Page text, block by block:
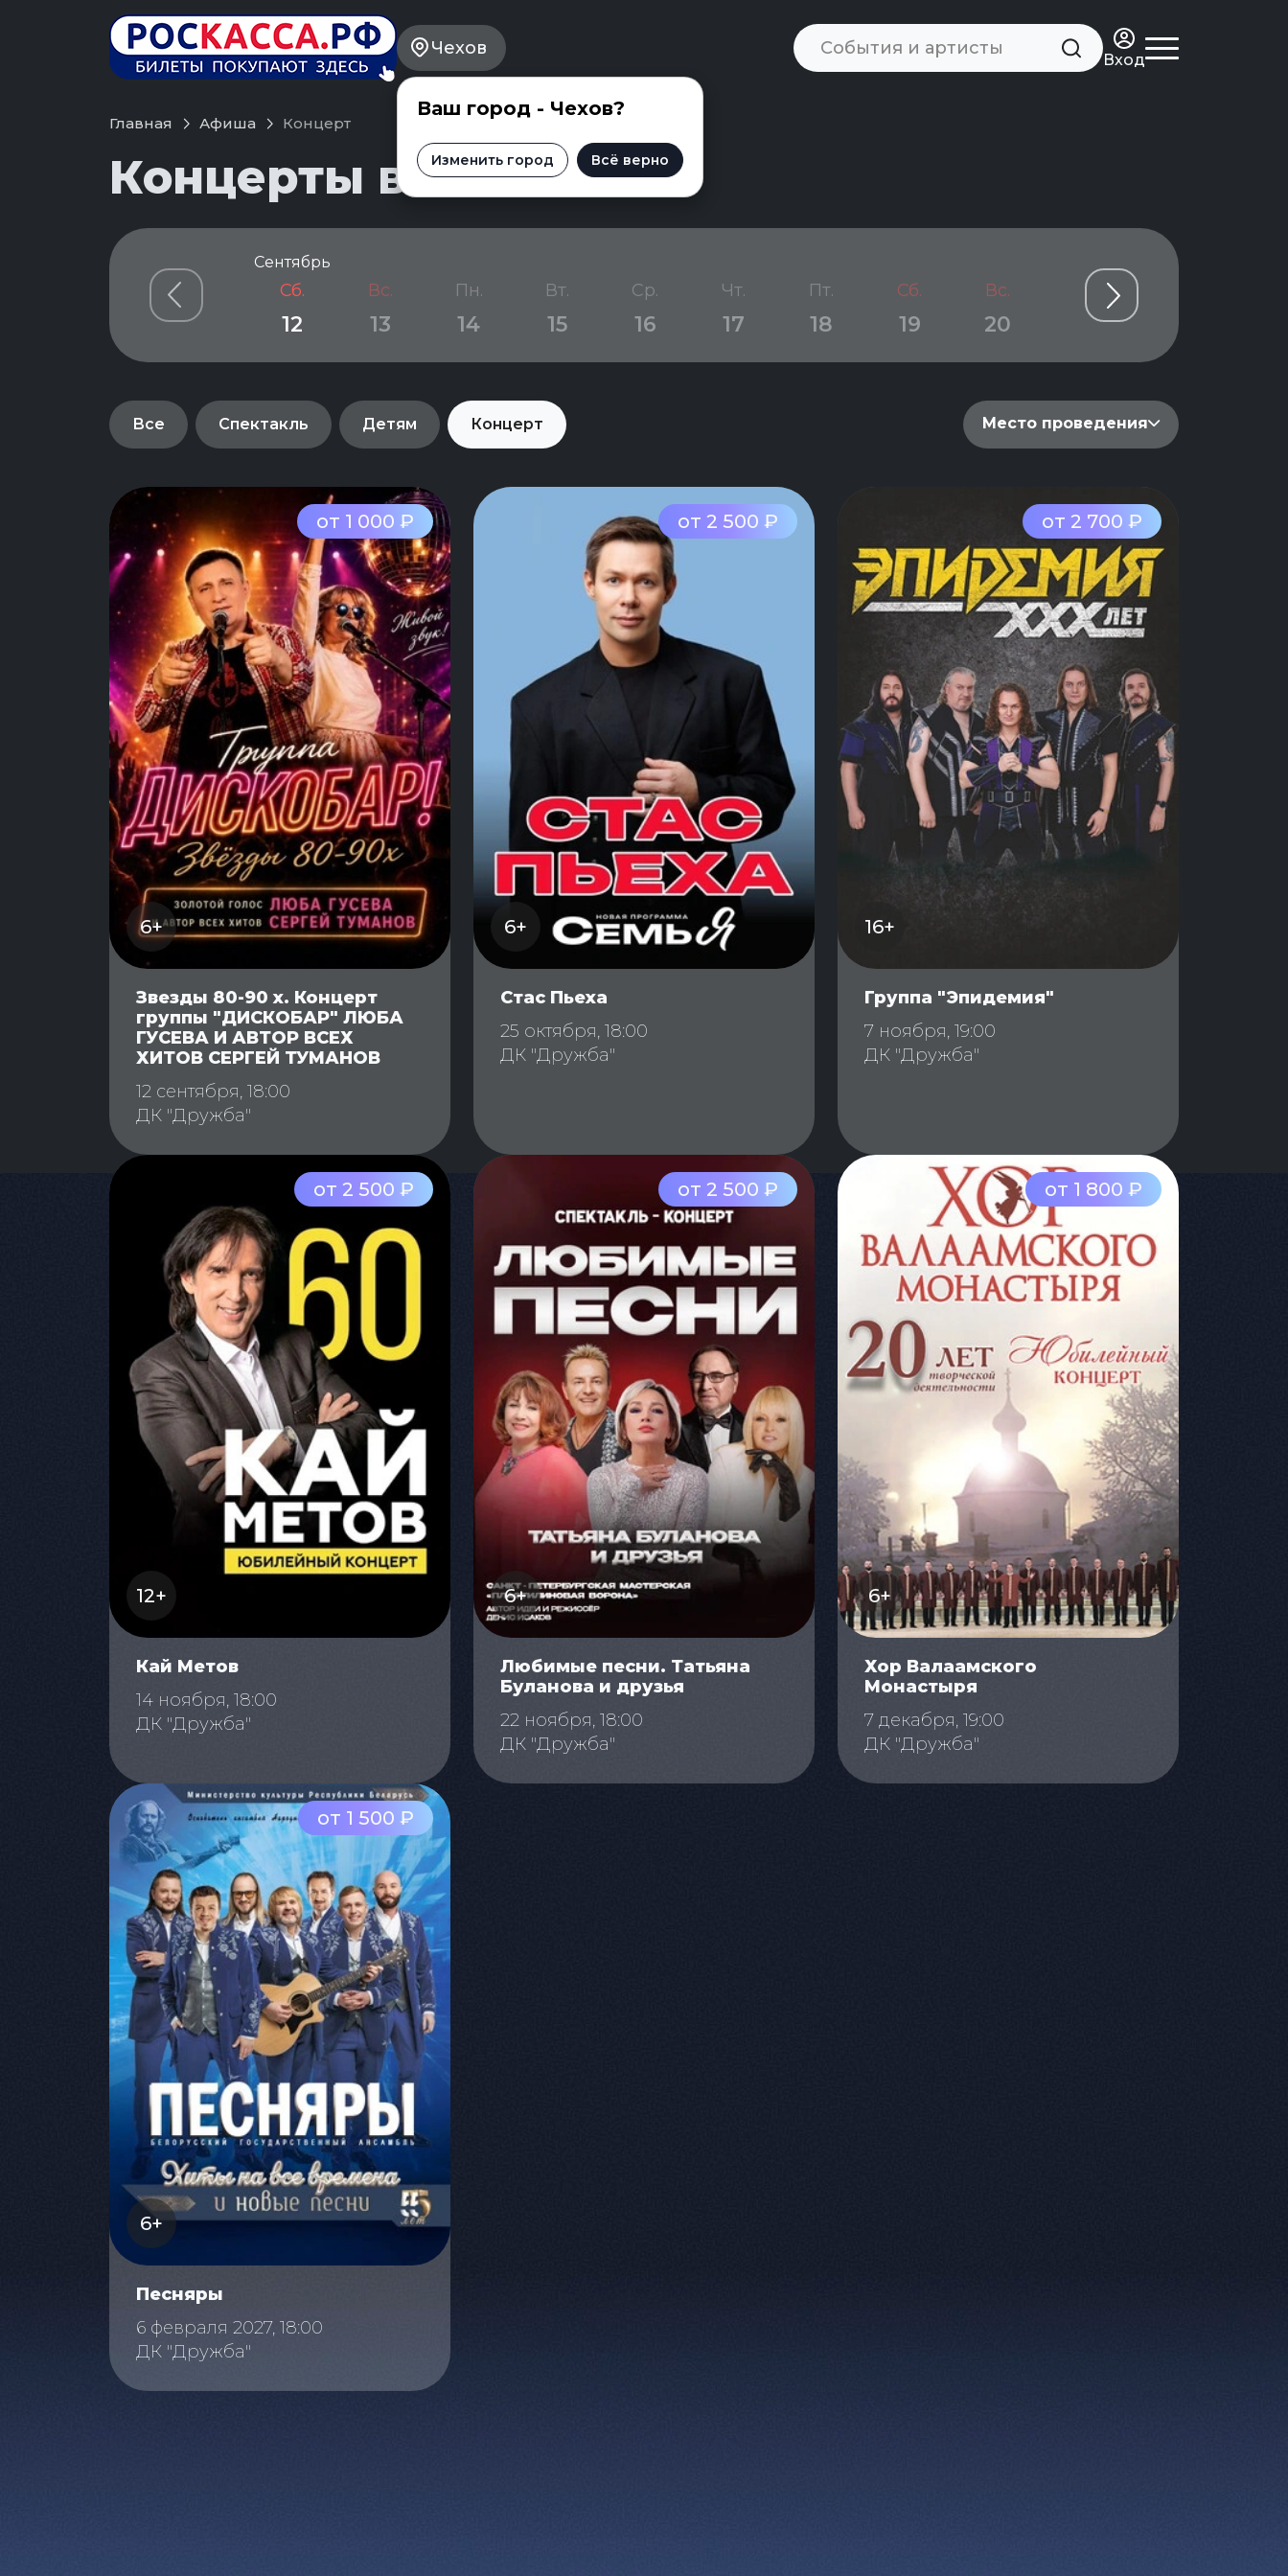
Чехов
Ваш город - Чехов?
Изменить город Всё верно
Вход
Главная Афиша Концерт
Концерты в Чехове
Сентябрь
Сб.
12
Вс.
13
Пн.
14
Вт.
15
Ср.
16
Чт.
17
Пт.
18
Сб.
19
Вс.
20
Пн.
21 22
Все Спектакль Детям Концерт Место проведения
от 1 000 ₽
6+
Звезды 80-90 х. Концерт
группы "ДИСКОБАР" ЛЮБА
ГУСЕВА И АВТОР ВСЕХ
ХИТОВ СЕРГЕЙ ТУМАНОВ
12 сентября, 18:00
ДК "Дружба"
от 2 500 ₽
6+
Стас Пьеха
25 октября, 18:00
ДК "Дружба"
от 2 700 ₽
16+
Группа "Эпидемия"
7 ноября, 19:00
ДК "Дружба"
от 2 500 ₽
12+
Кай Метов
14 ноября, 18:00
ДК "Дружба"
от 2 500 ₽
6+
Любимые песни. Татьяна
Буланова и друзья
22 ноября, 18:00
ДК "Дружба"
от 1 800 ₽
6+
Хор Валаамского
Монастыря
7 декабря, 19:00
ДК "Дружба"
от 1 500 ₽
6+
Песняры
6 февраля 2027, 18:00
ДК "Дружба"